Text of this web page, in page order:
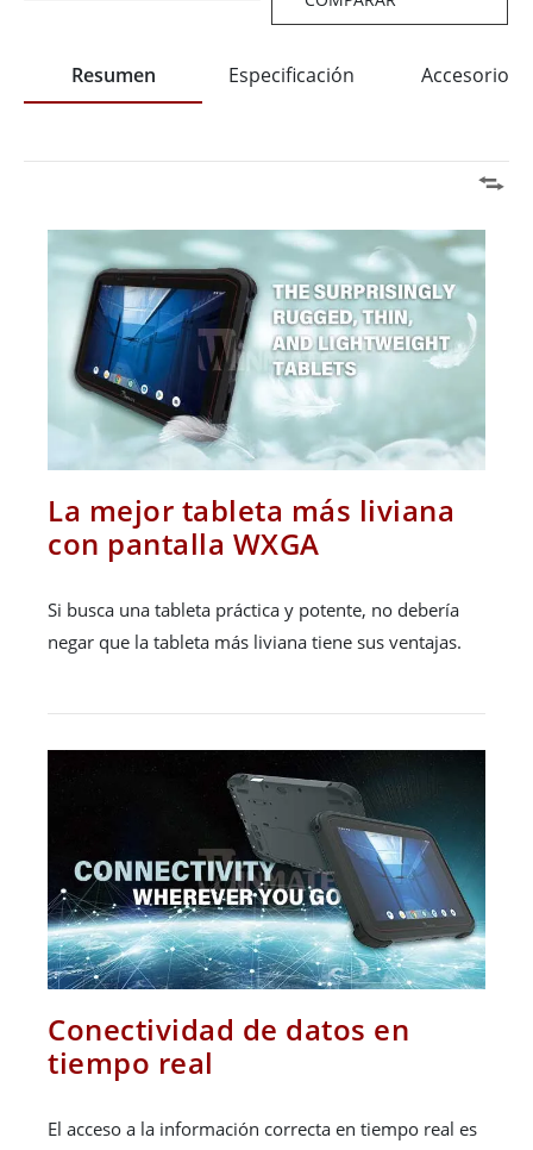
Resumen Especificación Accesorios
La mejor tableta más liviana
con pantalla WXGA
Si busca una tableta práctica y potente, no debería
negar que la tableta más liviana tiene sus ventajas.
Conectividad de datos en
tiempo real
El acceso a la información correcta en tiempo real es